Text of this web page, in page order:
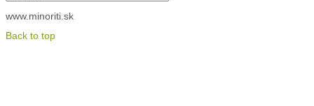
www.minoriti.sk
Back to top